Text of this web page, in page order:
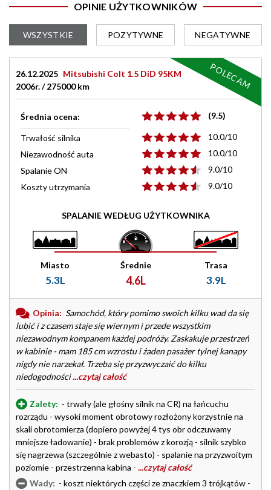
OPINIE UŻYTKOWNIKÓW
WSZYSTKIE POZYTYWNE NEGATYWNE
26.12.2025 Mitsubishi Colt 1.5 DiD 95KM
2006r. / 275000 km
Średnia ocena: (9.5)
Trwałość silnika
10.0/10
Niezawodność auta
10.0/10
Spalanie ON
9.0/10
Koszty utrzymania
9.0/10
SPALANIE WEDŁUG UŻYTKOWNIKA
Miasto
5.3L
Średnie
4.6L
Trasa
3.9L
Opinia: Samochód, który pomimo swoich kilku wad da się
lubić i z czasem staje się wiernym i przede wszystkim
niezawodnym kompanem każdej podróży. Zaskakuje przestrzeń
w kabinie - mam 185 cm wzrostu i żaden pasażer tylnej kanapy
nigdy nie narzekał. Trzeba się przyzwyczaić do kilku
niedogodności...czytaj całość
Zalety: - trwały (ale głośny silnik na CR) na łańcuchu
rozrządu - wysoki moment obrotowy rozłożony korzystnie na
skali obrotomierza (dopiero powyżej 4 tys obr odczuwamy
mniejsze ładowanie) - brak problemów z korozją - silnik szybko
się nagrzewa (szczególnie z webasto) - spalanie na przyzwoitym
poziomie - przestrzenna kabina - ...czytaj całość
Wady: - koszt niektórych części ze znaczkiem 3 trójkątów -
POLECAM